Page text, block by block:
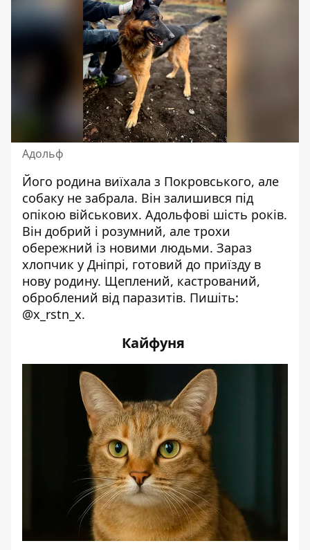
Адольф
Його родина виїхала з Покровського, але
собаку не забрала. Він залишився під
опікою військових. Адольфові шість років.
Він добрий і розумний, але трохи
обережний із новими людьми. Зараз
хлопчик у Дніпрі, готовий до приїзду в
нову родину. Щеплений, кастрований,
оброблений від паразитів. Пишіть:
@x_rstn_x.
Кайфуня